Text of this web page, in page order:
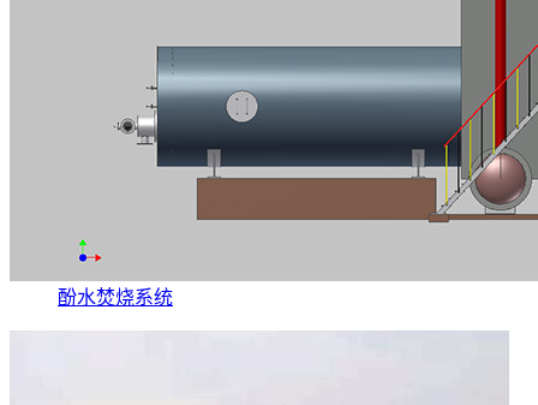
酚水焚烧系统